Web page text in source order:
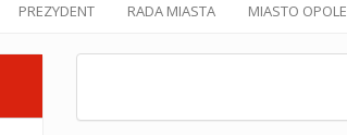
PREZYDENT RADA MIASTA MIASTO OPOLE